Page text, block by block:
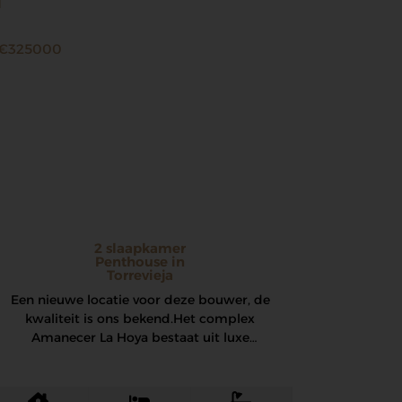
2 slaapkamer
Penthouse in
Torrevieja
Een nieuwe locatie voor deze bouwer, de
kwaliteit is ons bekend. Het complex
Amanecer La Hoya bestaat uit luxe